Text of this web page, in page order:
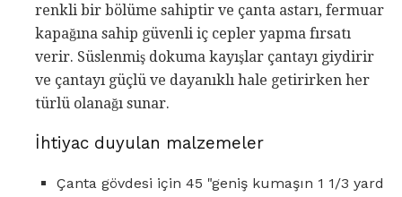
renkli bir bölüme sahiptir ve çanta astarı, fermuar
kapağına sahip güvenli iç cepler yapma fırsatı
verir. Süslenmiş dokuma kayışlar çantayı giydirir
ve çantayı güçlü ve dayanıklı hale getirirken her
türlü olanağı sunar.
İhtiyac duyulan malzemeler
Çanta gövdesi için 45 "geniş kumaşın 1 1/3 yard